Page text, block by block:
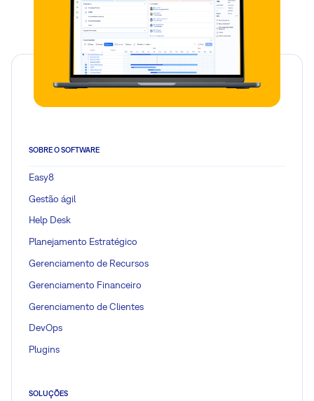
SOBRE O SOFTWARE
Easy8
Gestão ágil
Help Desk
Planejamento Estratégico
Gerenciamento de Recursos
Gerenciamento Financeiro
Gerenciamento de Clientes
DevOps
Plugins
SOLUÇÕES